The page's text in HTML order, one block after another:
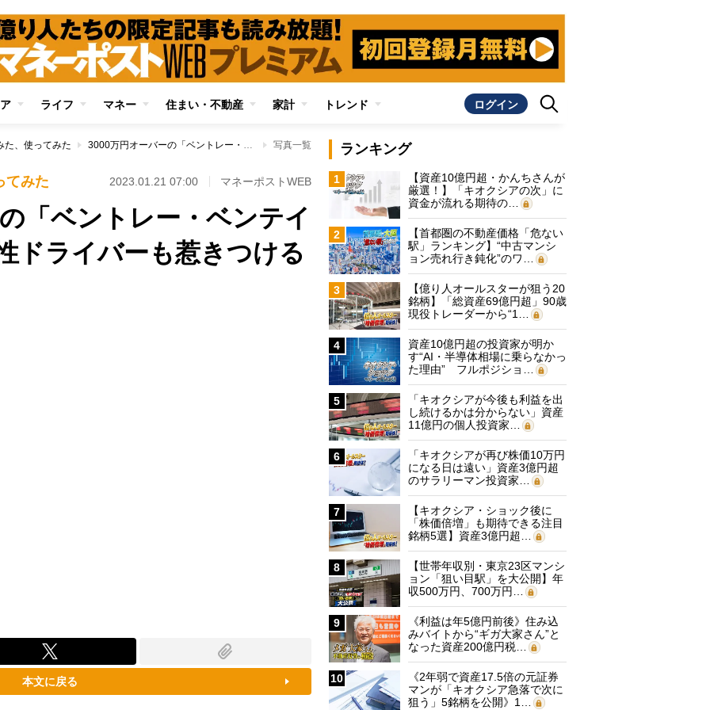
ライフ マネー 住まい・不動産 家計 トレンド ログイン
た、使ってみた 3000万円オーバーの「ベントレー・ベンテイガ」試乗ルポ 女性ドライバーも惹きつける超高級SUVの世界 写真一覧
てみた 2023.01.21 07:00 マネーポストWEB
「ベントレー・ベンテイ
ドライバーも惹きつける
本文に戻る
ランキング
1
【資産10億円超・かんちさんが
厳選！】「キオクシアの次」に
資金が流れる期待の…
2
【首都圏の不動産価格「危ない
駅」ランキング】“中古マンシ
ョン売れ行き鈍化”のワ…
3
【億り人オールスターが狙う20
銘柄】「総資産69億円超」90歳
現役トレーダーから“1…
4
資産10億円超の投資家が明か
す“AI・半導体相場に乗らなかっ
た理由” フルポジショ…
5
「キオクシアが今後も利益を出
し続けるかは分からない」資産
11億円の個人投資家…
6
「キオクシアが再び株価10万円
になる日は遠い」資産3億円超
のサラリーマン投資家…
7
【キオクシア・ショック後に
「株価倍増」も期待できる注目
銘柄5選】資産3億円超…
8
【世帯年収別・東京23区マンシ
ョン「狙い目駅」を大公開】年
収500万円、700万円…
9
《利益は年5億円前後》住み込
みバイトから“ギガ大家さん”と
なった資産200億円税…
10
《2年弱で資産17.5倍の元証券
マンが「キオクシア急落で次に
狙う」5銘柄を公開》1…